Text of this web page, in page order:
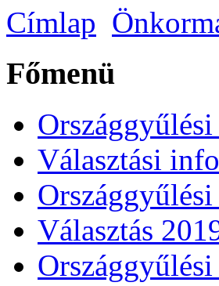
Címlap
Főmenü
Választási
Választás